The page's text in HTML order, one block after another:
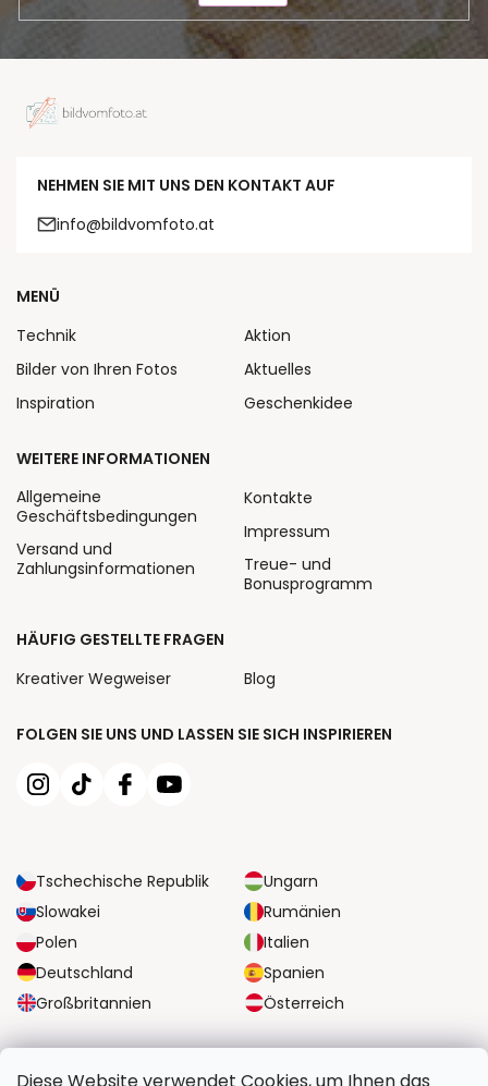
NEHMEN SIE MIT UNS DEN KONTAKT AUF
info@bildvomfoto.at
FOLGEN SIE UNS UND LASSEN SIE SICH INSPIRIEREN
Tschechische Republik
Ungarn
Slowakei
Rumänien
Polen
Italien
Deutschland
Spanien
Großbritannien
Österreich
MENÜ
Technik
Bilder von Ihren Fotos
Inspiration
Aktion
Aktuelles
Geschenkidee
WEITERE INFORMATIONEN
Allgemeine
Geschäftsbedingungen
Versand und
Zahlungsinformationen
Kontakte
Impressum
Treue- und
Bonusprogramm
HÄUFIG GESTELLTE FRAGEN
Kreativer Wegweiser
Blog